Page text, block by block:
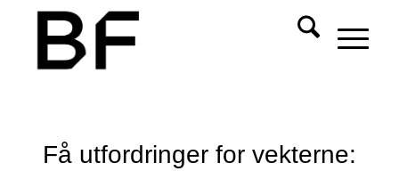
Få utfordringer for vekterne: